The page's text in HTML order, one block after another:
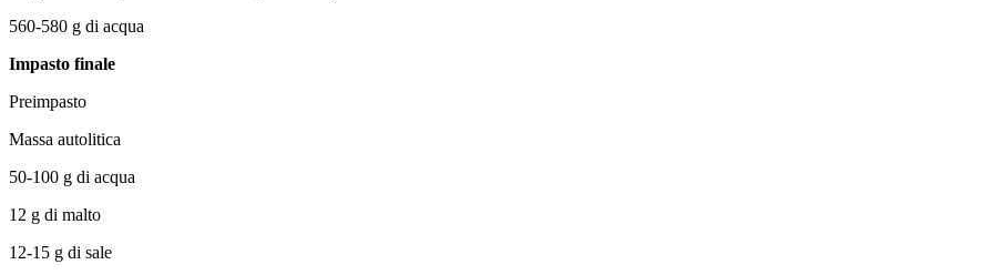
560-580 g di acqua
Impasto finale
Preimpasto
Massa autolitica
50-100 g di acqua
12 g di malto
12-15 g di sale